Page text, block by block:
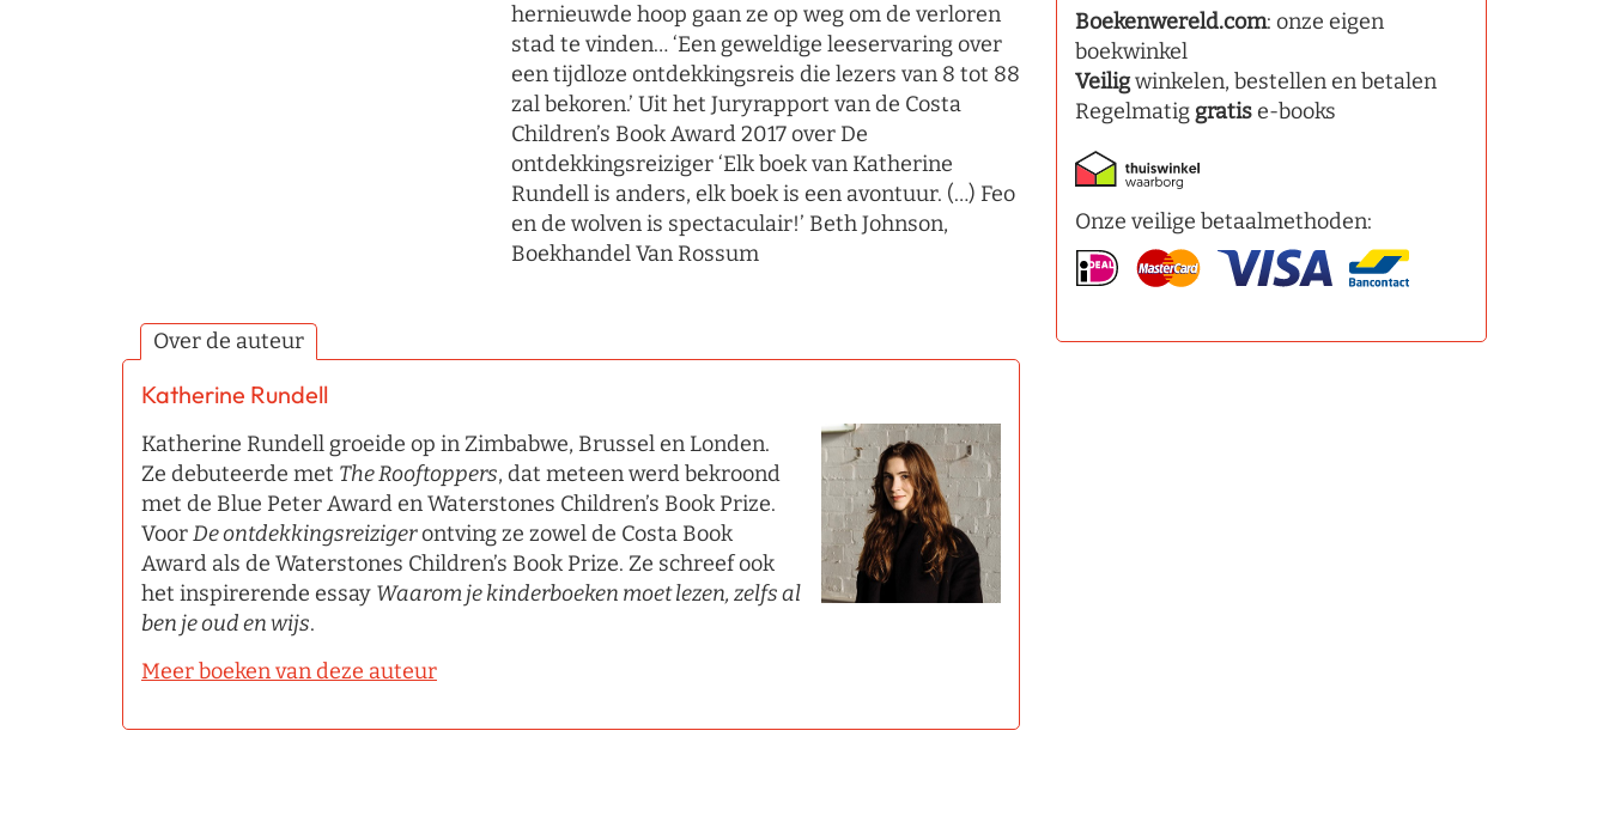
hernieuwde hoop gaan ze op weg om de verloren
stad te vinden… ‘Een geweldige leeservaring over
een tijdloze ontdekkingsreis die lezers van 8 tot 88
zal bekoren.’ Uit het Juryrapport van de Costa
Children’s Book Award 2017 over De
ontdekkingsreiziger ‘Elk boek van Katherine
Rundell is anders, elk boek is een avontuur. (…) Feo
en de wolven is spectaculair!’ Beth Johnson,
Boekhandel Van Rossum
Over de auteur
Katherine Rundell
Katherine Rundell groeide op in Zimbabwe, Brussel en Londen.
Ze debuteerde met TheRooftoppers, dat meteen werd bekroond
met de Blue Peter Award en Waterstones Children’s Book Prize.
VoorDe ontdekkingsreizigerontving ze zowel de Costa Book
Award als de Waterstones Children’s Book Prize. Ze schreef ook
het inspirerende essay Waarom je kinderboeken moet lezen, zelfs al
ben je oud en wijs.
Meer boeken van deze auteur
Boekenwereld.com: onze eigen
boekwinkel
Veiligwinkelen, bestellen en betalen
Regelmatig gratise-books
Onze veilige betaalmethoden: